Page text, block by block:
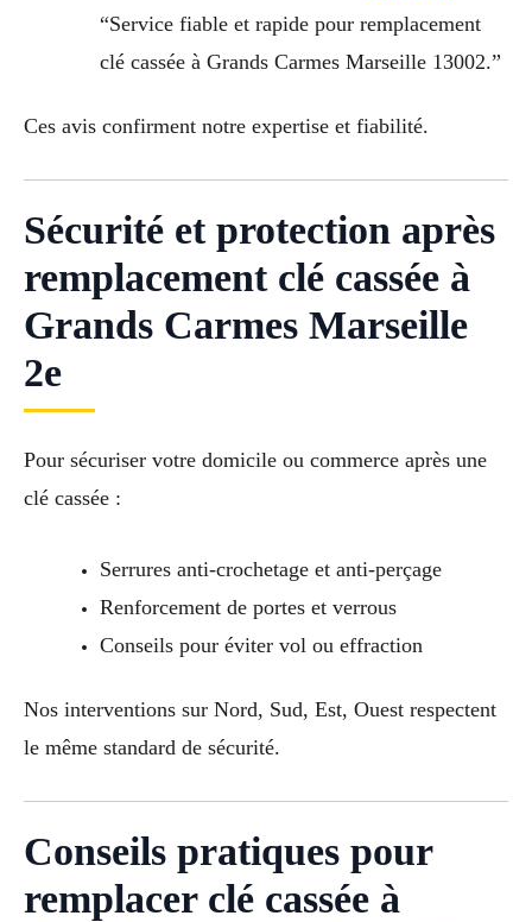
“Service fiable et rapide pour remplacement
clé cassée à Grands Carmes Marseille 13002.”
Ces avis confirment notre expertise et fiabilité.
Sécurité et protection après
remplacement clé cassée à
Grands Carmes Marseille
2e
Pour sécuriser votre domicile ou commerce après une
clé cassée :
Serrures anti-crochetage et anti-perçage
Renforcement de portes et verrous
Conseils pour éviter vol ou effraction
Nos interventions sur Nord, Sud, Est, Ouest respectent
le même standard de sécurité.
Conseils pratiques pour
remplacer clé cassée à